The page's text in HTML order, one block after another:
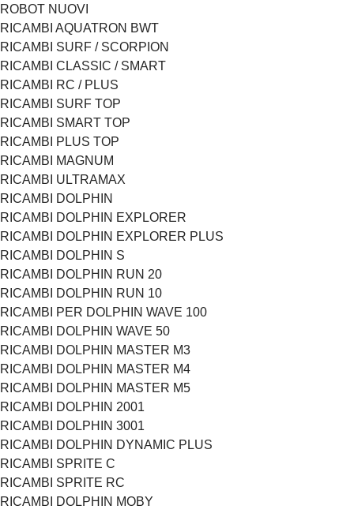
ROBOT NUOVI
RICAMBI AQUATRON BWT
RICAMBI SURF / SCORPION
RICAMBI CLASSIC / SMART
RICAMBI RC / PLUS
RICAMBI SURF TOP
RICAMBI SMART TOP
RICAMBI PLUS TOP
RICAMBI MAGNUM
RICAMBI ULTRAMAX
RICAMBI DOLPHIN
RICAMBI DOLPHIN EXPLORER
RICAMBI DOLPHIN EXPLORER PLUS
RICAMBI DOLPHIN S
RICAMBI DOLPHIN RUN 20
RICAMBI DOLPHIN RUN 10
RICAMBI PER DOLPHIN WAVE 100
RICAMBI DOLPHIN WAVE 50
RICAMBI DOLPHIN MASTER M3
RICAMBI DOLPHIN MASTER M4
RICAMBI DOLPHIN MASTER M5
RICAMBI DOLPHIN 2001
RICAMBI DOLPHIN 3001
RICAMBI DOLPHIN DYNAMIC PLUS
RICAMBI SPRITE C
RICAMBI SPRITE RC
RICAMBI DOLPHIN MOBY